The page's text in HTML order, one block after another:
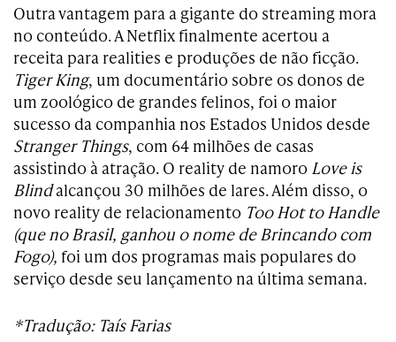
Outra vantagem para a gigante do streaming mora
no conteúdo. A Netflix finalmente acertou a
receita para realities e produções de não ficção.
Tiger King, um documentário sobre os donos de
um zoológico de grandes felinos, foi o maior
sucesso da companhia nos Estados Unidos desde
Stranger Things, com 64 milhões de casas
assistindo à atração. O reality de namoro Love is
Blindalcançou 30 milhões de lares. Além disso, o
novo reality de relacionamento Too Hot to Handle
(que no Brasil, ganhou o nome de Brincando com
Fogo), foi um dos programas mais populares do
serviço desde seu lançamento na última semana.
*Tradução: Taís Farias